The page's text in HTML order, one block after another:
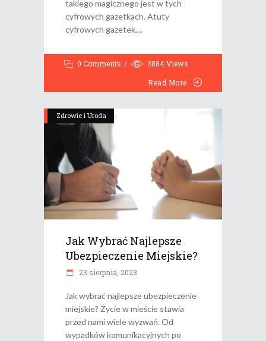
takiego magicznego jest w tych
cyfrowych gazetkach. Atuty
cyfrowych gazetek,
0 Comments 3884Views
Read More
Zdrowie i Uroda
Jak Wybrać Najlepsze
Ubezpieczenie Miejskie?
23 sierpnia, 2023
Jak wybrać najlepsze ubezpieczenie
miejskie? Życie w mieście stawia
przed nami wiele wyzwań. Od
wypadków komunikacyjnych po